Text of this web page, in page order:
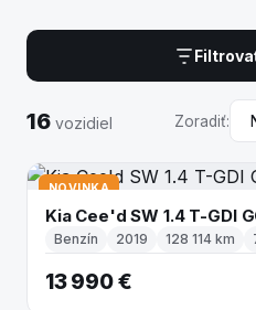
16 vozidiel Zoradiť:
NOVINKA
Kia Cee'd SW 1.4 T-GDI
Benzín 2019 128 114 km
13 990 €